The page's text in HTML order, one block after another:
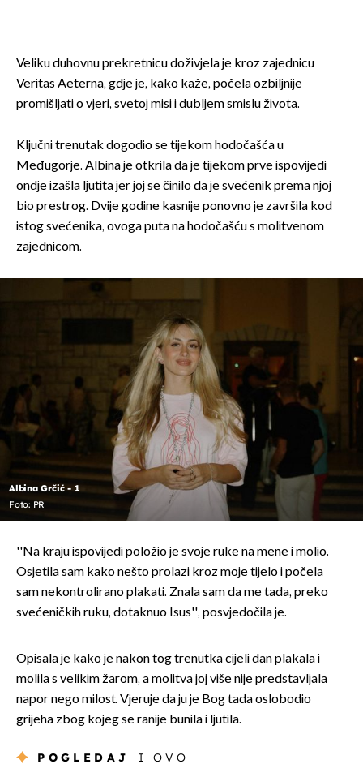
Veliku duhovnu prekretnicu doživjela je kroz zajednicu
Veritas Aeterna, gdje je, kako kaže, počela ozbiljnije
promišljati o vjeri, svetoj misi i dubljem smislu života.
Ključni trenutak dogodio se tijekom hodočašća u
Međugorje. Albina je otkrila da je tijekom prve ispovijedi
ondje izašla ljutita jer joj se činilo da je svećenik prema njoj
bio prestrog. Dvije godine kasnije ponovno je završila kod
istog svećenika, ovoga puta na hodočašću s molitvenom
zajednicom.
Albina Grčić - 1
Foto: PR
''Na kraju ispovijedi položio je svoje ruke na mene i molio.
Osjetila sam kako nešto prolazi kroz moje tijelo i počela
sam nekontrolirano plakati. Znala sam da me tada, preko
svećeničkih ruku, dotaknuo Isus'', posvjedočila je.
Opisala je kako je nakon tog trenutka cijeli dan plakala i
molila s velikim žarom, a molitva joj više nije predstavljala
napor nego milost. Vjeruje da ju je Bog tada oslobodio
grijeha zbog kojeg se ranije bunila i ljutila.
POGLEDAJ I OVO